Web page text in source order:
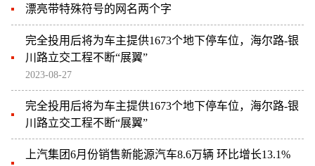
漂亮带特殊符号的网名两个字
完全投用后将为车主提供1673个地下停车位，海尔路-银
川路立交工程不断“展翼”
2023-08-27
完全投用后将为车主提供1673个地下停车位，海尔路-银
川路立交工程不断“展翼”
上汽集团6月份销售新能源汽车8.6万辆 环比增长13.1%